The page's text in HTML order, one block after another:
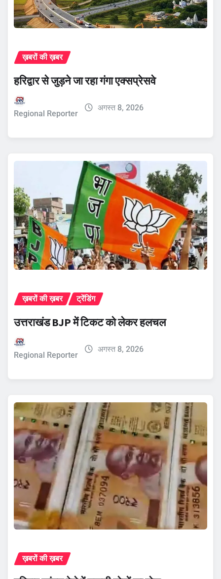
ख़बरों की ख़बर
हरिद्वार से जुड़ने जा रहा गंगा एक्सप्रेसवे
Regional Reporter
अगस्त 8, 2026
ख़बरों की ख़बर ट्रेंडिंग
उत्तराखंड BJP में टिकट को लेकर हलचल
Regional Reporter
अगस्त 8, 2026
ख़बरों की ख़बर